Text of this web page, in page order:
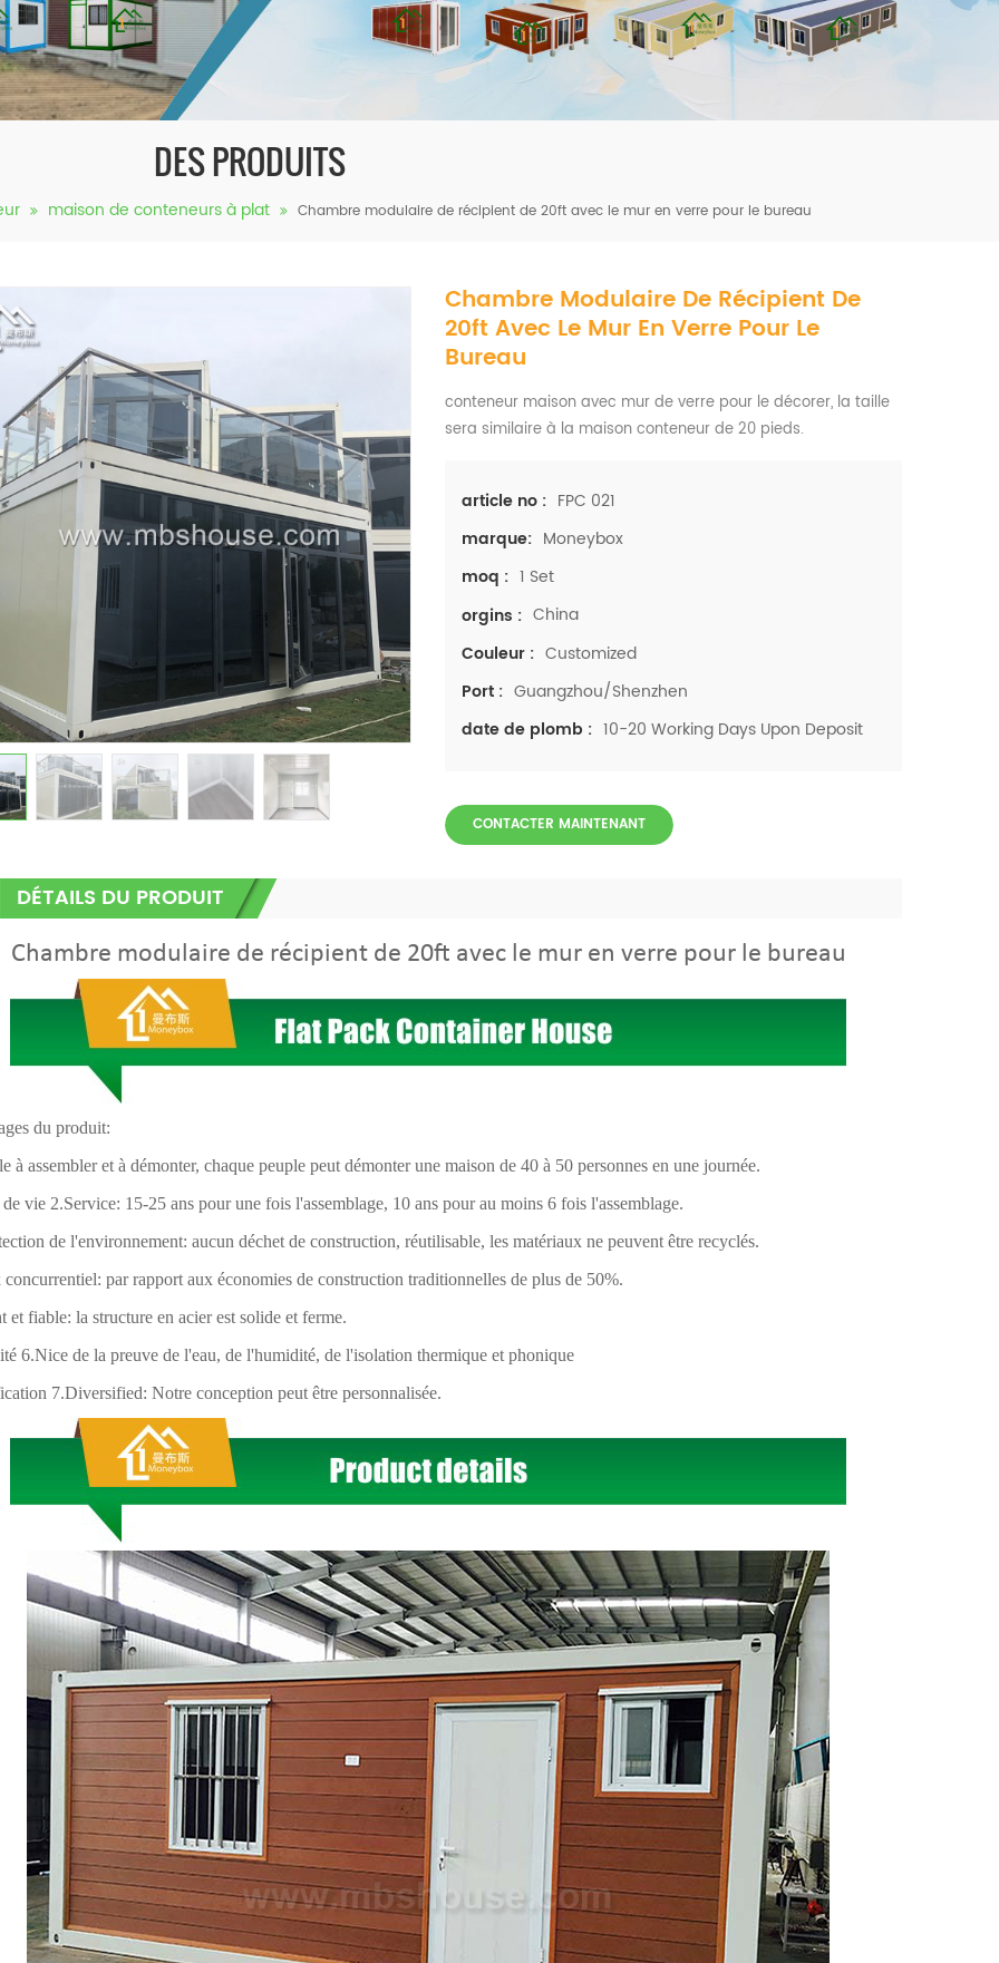
DES PRODUITS
maison de conteneurs à plat Chambre modulaire de récipient de 20ft avec le mur en verre pour le bureau
Chambre Modulaire De Récipient De
20ft Avec Le Mur En Verre Pour Le
Bureau
conteneur maison avec mur de verre pour le décorer, la taille
sera similaire à la maison conteneur de 20 pieds.
article no : FPC 021
marque: Moneybox
moq : 1 Set
orgins : China
Couleur : Customized
Port : Guangzhou/Shenzhen
date de plomb : 10-20 Working Days Upon Deposit
CONTACTER MAINTENANT
DÉTAILS DU PRODUIT
Chambre modulaire de récipient de 20ft avec le mur en verre pour le bureau
du produit:
à assembler et à démonter, chaque peuple peut démonter une maison de 40 à 50 personnes en une journée.
vie 2.Service: 15-25 ans pour une fois l'assemblage, 10 ans pour au moins 6 fois l'assemblage.
de l'environnement: aucun déchet de construction, réutilisable, les matériaux ne peuvent être recyclés.
par rapport aux économies de construction traditionnelles de plus de 50%.
et fiable: la structure en acier est solide et ferme.
6.Nice de la preuve de l'eau, de l'humidité, de l'isolation thermique et phonique
7.Diversified: Notre conception peut être personnalisée.
mbshou